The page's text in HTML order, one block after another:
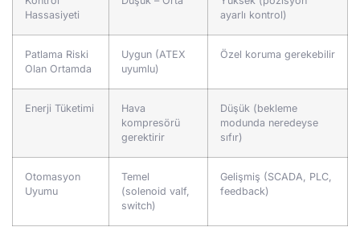
Hassasiyeti
ayarlı kontrol)
Patlama Riski
Olan Ortamda
Uygun (ATEX
uyumlu)
Özel koruma gerekebilir
Enerji Tüketimi
Hava
kompresörü
gerektirir
Düşük (bekleme
modunda neredeyse
sıfır)
Otomasyon
Uyumu
Temel
(solenoid valf,
switch)
Gelişmiş (SCADA, PLC,
feedback)